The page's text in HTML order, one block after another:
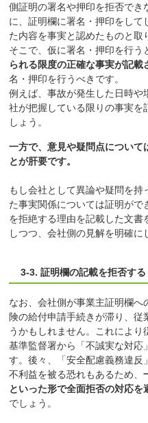
側証明の署名や押印を拒否でき
に、証明欄に署名・押印をし
た内容を事実と認めたものと取
そこで、仮に署名・押印を行う
られる限度の正確な事実が記載
名・押印を行うべきです。
例えば、事故が発生した日時や
社が把握している限りの事実
しょう。
一方で、意見や疑問点について
とが肝要です。
もし会社として異論や疑問を
た事実関係については証明がで
を拒絶する理由を記載した文
しつつ、会社側の見解を明確に
3-3. 証明欄の記載を拒否する
なお、会社側が事業主証明欄
険の給付申請手続きが滞り、
うかもしれません。これによ
基準監督署から「不誠実な対応
す。後々、「安全配慮義務違反
不利益を被る恐れもあるため、
といった形で全面拒否の対応を
でしょう。